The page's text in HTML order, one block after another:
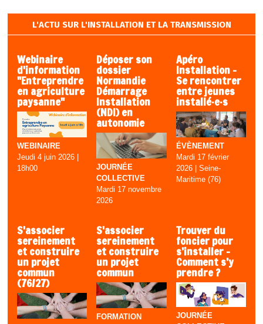
L'ACTU SUR L'INSTALLATION ET LA TRANSMISSION
Webinaire
d'information
"Entreprendre
en agriculture
paysanne"
WEBINAIRE
Jeudi 4 juin 2026 |
18h00
Déposer son
dossier
Normandie
Démarrage
Installation
(NDI) en
autonomie
JOURNÉE
COLLECTIVE
Mardi 17 novembre
2026
Apéro
Installation –
Se rencontrer
entre jeunes
installé·e·s
ÉVÈNEMENT
Mardi 17 février
2026 | Seine-
Maritime (76)
S'associer
sereinement
et construire
un projet
commun
(76/27)
S'associer
sereinement
et construire
un projet
commun
FORMATION
Trouver du
foncier pour
s’installer -
Comment s’y
prendre ?
JOURNÉE